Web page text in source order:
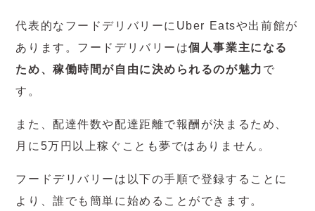
代表的なフードデリバリーにUber Eatsや出前館が
あります。フードデリバリーは個人事業主になる
ため、稼働時間が自由に決められるのが魅力 で
す。
また、配達件数や配達距離で報酬が決まるため、
月に5万円以上稼ぐことも夢ではありません。
フードデリバリーは以下の手順で登録することに
より、誰でも簡単に始めることができます。